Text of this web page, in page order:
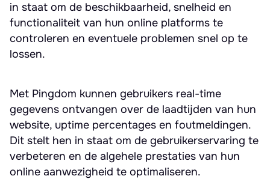
in staat om de beschikbaarheid, snelheid en
functionaliteit van hun online platforms te
controleren en eventuele problemen snel op te
lossen.
Met Pingdom kunnen gebruikers real-time
gegevens ontvangen over de laadtijden van hun
website, uptime percentages en foutmeldingen.
Dit stelt hen in staat om de gebruikerservaring te
verbeteren en de algehele prestaties van hun
online aanwezigheid te optimaliseren.